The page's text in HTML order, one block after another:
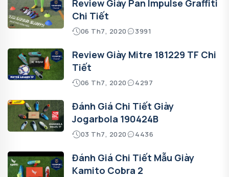
Review Giày Pan Impulse Graffiti
Chi Tiết
06 Th7, 2020 3991
Review Giày Mitre 181229 TF Chi
Tiết
06 Th7, 2020 4297
Đánh Giá Chi Tiết Giày
Jogarbola 190424B
03 Th7, 2020 4436
Đánh Giá Chi Tiết Mẫu Giày
Kamito Cobra 2